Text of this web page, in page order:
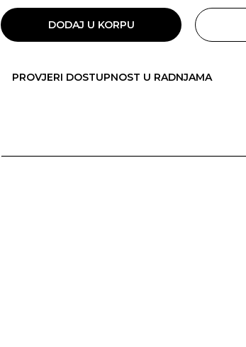
DODAJ U KORPU
PROVJERI DOSTUPNOST U RADNJAMA